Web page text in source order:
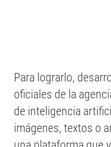
Para lograrlo,
oficiales de la
de inteligencia
imágenes, textos o